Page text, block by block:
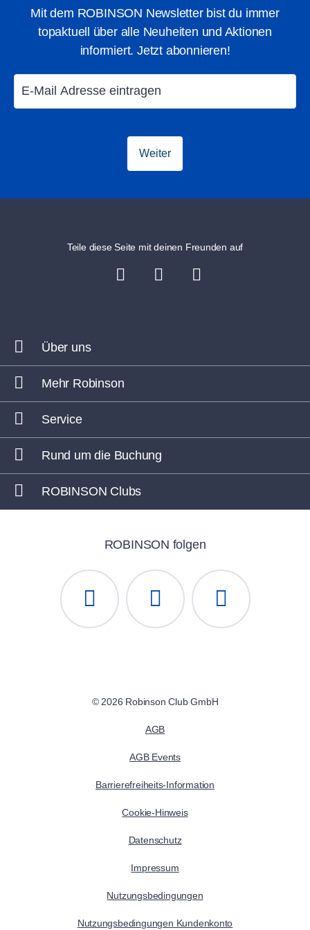
Bogensport
Mit dem ROBINSON Newsletter bist du immer
topaktuell über alle Neuheiten und Aktionen
informiert. Jetzt abonnieren!
Weiter
Teile diese Seite mit deinen Freunden auf
Über uns
Mehr Robinson
Service
Rund um die Buchung
ROBINSON Clubs
ROBINSON folgen
© 2026 Robinson Club GmbH
AGB
AGB Events
Barrierefreiheits-Information
Cookie-Hinweis
Datenschutz
Impressum
Nutzungsbedingungen
Nutzungsbedingungen Kundenkonto